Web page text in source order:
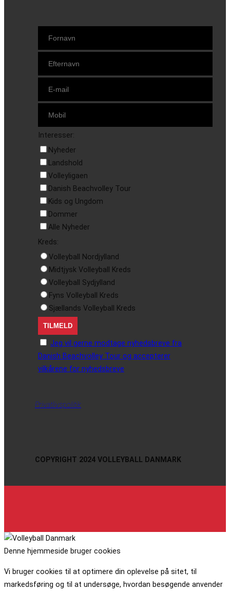
Interesser:
Nyheder
Landshold
Volleyligaen
Danish Beachvolley Tour
Kids og Ungdom
Dommer
Alle Nyheder
Kreds:
Volleyball Nordjylland
Midtjysk Volleyball Kreds
Volleyball Sydjylland
Fyns Volleyball Kreds
Sjællands Volleyball Kreds
Jeg vil gerne modtage nyhedsbreve fra
Danish Beachvolley Tour og accepterer
vilkårene for nyhedsbreve
Privatlivspolitik
COPYRIGHT 2024 VOLLEYBALL DANMARK
Denne hjemmeside bruger cookies
Vi bruger cookies til at optimere din oplevelse på sitet, til
markedsføring og til at undersøge, hvordan besøgende anvender